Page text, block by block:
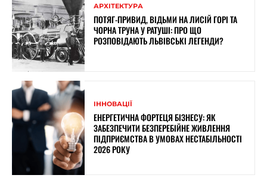
АРХІТЕКТУРА
ПОТЯГ-ПРИВИД, ВІДЬМИ НА ЛИСІЙ ГОРІ ТА
ЧОРНА ТРУНА У РАТУШІ: ПРО ЩО
РОЗПОВІДАЮТЬ ЛЬВІВСЬКІ ЛЕГЕНДИ?
ІННОВАЦІЇ
ЕНЕРГЕТИЧНА ФОРТЕЦЯ БІЗНЕСУ: ЯК
ЗАБЕЗПЕЧИТИ БЕЗПЕРЕБІЙНЕ ЖИВЛЕННЯ
ПІДПРИЄМСТВА В УМОВАХ НЕСТАБІЛЬНОСТІ
2026 РОКУ